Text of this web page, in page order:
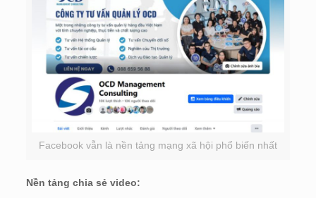
Facebook vẫn là nền tảng mạng xã hội phổ biến nhất
Nền tảng chia sẻ video: